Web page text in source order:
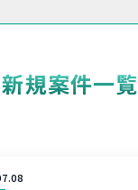
新規案件一覧